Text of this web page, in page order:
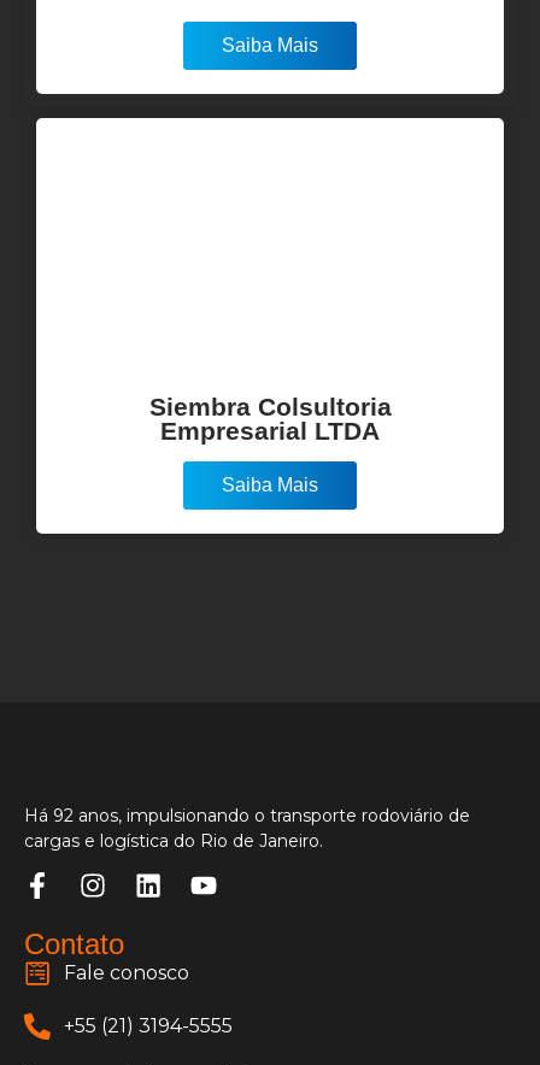
Saiba Mais
Siembra Colsultoria
Empresarial LTDA
Saiba Mais
Há 92 anos, impulsionando o transporte rodoviário de
cargas e logística do Rio de Janeiro.
Contato
Fale conosco
+55 (21) 3194-5555